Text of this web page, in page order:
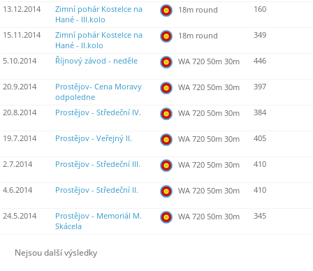
13.12.2014
Zimní pohár Kostelce na
Hané - III.kolo
18m round 160
15.11.2014
Zimní pohár Kostelce na
Hané - II.kolo
18m round 349
5.10.2014 Říjnový závod - neděle WA 720 50m 30m 446
20.9.2014
Prostějov- Cena Moravy
odpoledne
WA 720 50m 30m 397
20.8.2014 Prostějov - Středeční IV. WA 720 50m 30m 384
19.7.2014 Prostějov - Veřejný II. WA 720 50m 30m 405
2.7.2014 Prostějov - Středeční III. WA 720 50m 30m 410
4.6.2014 Prostějov - Středeční II. WA 720 50m 30m 410
24.5.2014
Prostějov - Memoriál M.
Skácela
WA 720 50m 30m 345
Nejsou další výsledky